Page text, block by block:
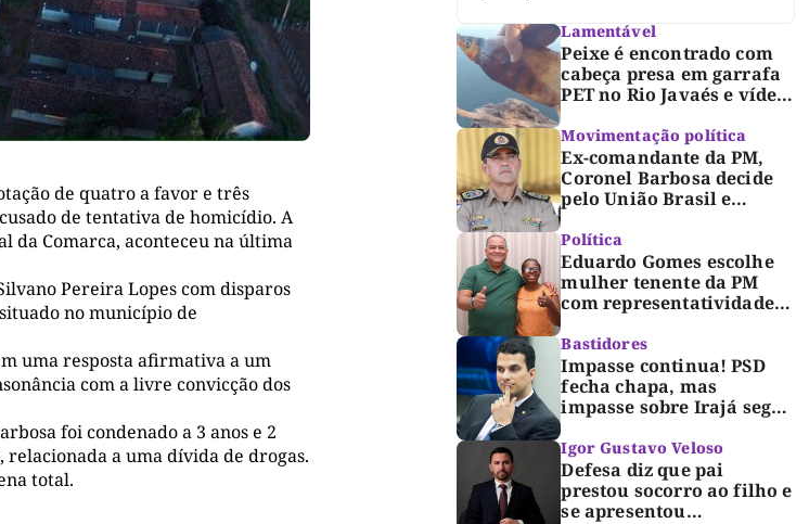
de quatro a favor e três
de tentativa de homicídio. A
da Comarca, aconteceu na última
Pereira Lopes com disparos
no município de
uma resposta afirmativa a um
com a livre convicção dos
foi condenado a 3 anos e 2
a uma dívida de drogas.
total.
Lamentável
Peixe é encontrado com
cabeça presa em garrafa
PET no Rio Javaés e vídeo
lixo nos rios
Movimentação política
Ex-comandante da PM,
Coronel Barbosa decide
pelo União Brasil e
Dorinha
Política
Eduardo Gomes escolhe
mulher tenente da PM
com representatividade e
para compor segunda
suplência ao Senado
Bastidores
Impasse continua! PSD
fecha chapa, mas
impasse sobre Irajá segue
TRE; Laurez diz que nome
dele não foi homologado
Igor Gustavo Veloso
Defesa diz que pai
prestou socorro ao filho e
se apresentou